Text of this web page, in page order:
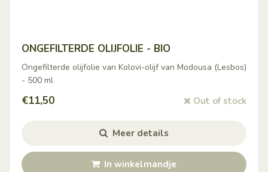
ONGEFILTERDE OLIJFOLIE - BIO
Ongefilterde olijfolie van Kolovi-olijf van Modousa (Lesbos)
- 500 ml
€11,50 Out of stock
Meer details
In winkelmandje